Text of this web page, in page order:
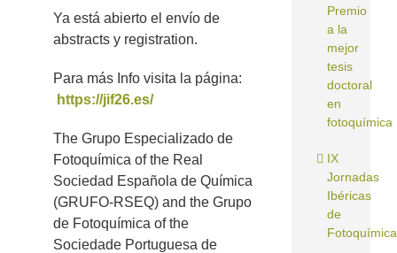
Ya está abierto el envío de
abstracts y registration.
Para más Info visita la página:
https://jif26.es/
The Grupo Especializado de
Fotoquímica of the Real
Sociedad Española de Química
(GRUFO-RSEQ) and the Grupo
de Fotoquímica of the
Sociedade Portuguesa de
Premio
a la
mejor
tesis
doctoral
en
fotoquímica
IX
Jornadas
Ibéricas
de
Fotoquímica